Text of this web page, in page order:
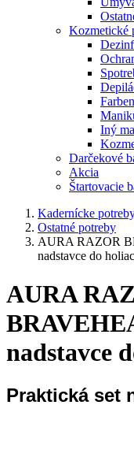
Kozmetické
Iný
Darčekové
Akcia
Štartovacie
Kadernícke
Ostatné potreby
AURA RAZOR
nadstavce do
AURA
nadstavce
Praktická set